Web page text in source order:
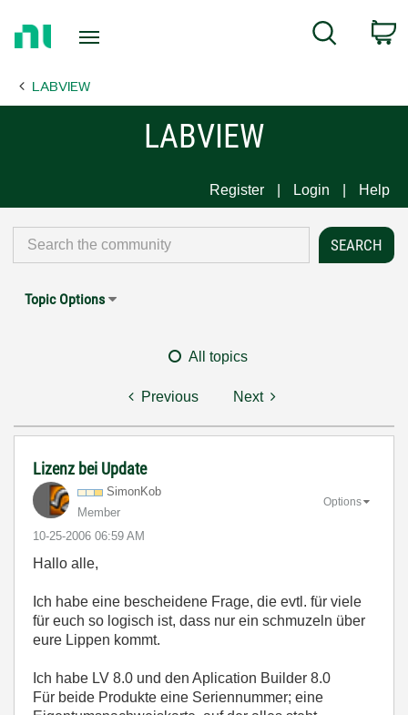
Page
Search
LABVIEW
LABVIEW
Register Login Help
Topic Options
All topics
Previous Next
Lizenz bei Update
SimonKob
Member
‎10-25-2006 06:59 AM
Options
Hallo alle,
Ich habe eine bescheidene Frage, die evtl. für viele
für euch so logisch ist, dass nur ein schmuzeln über
eure Lippen kommt.
Ich habe LV 8.0 und den Aplication Builder 8.0
Für beide Produkte eine Seriennummer; eine